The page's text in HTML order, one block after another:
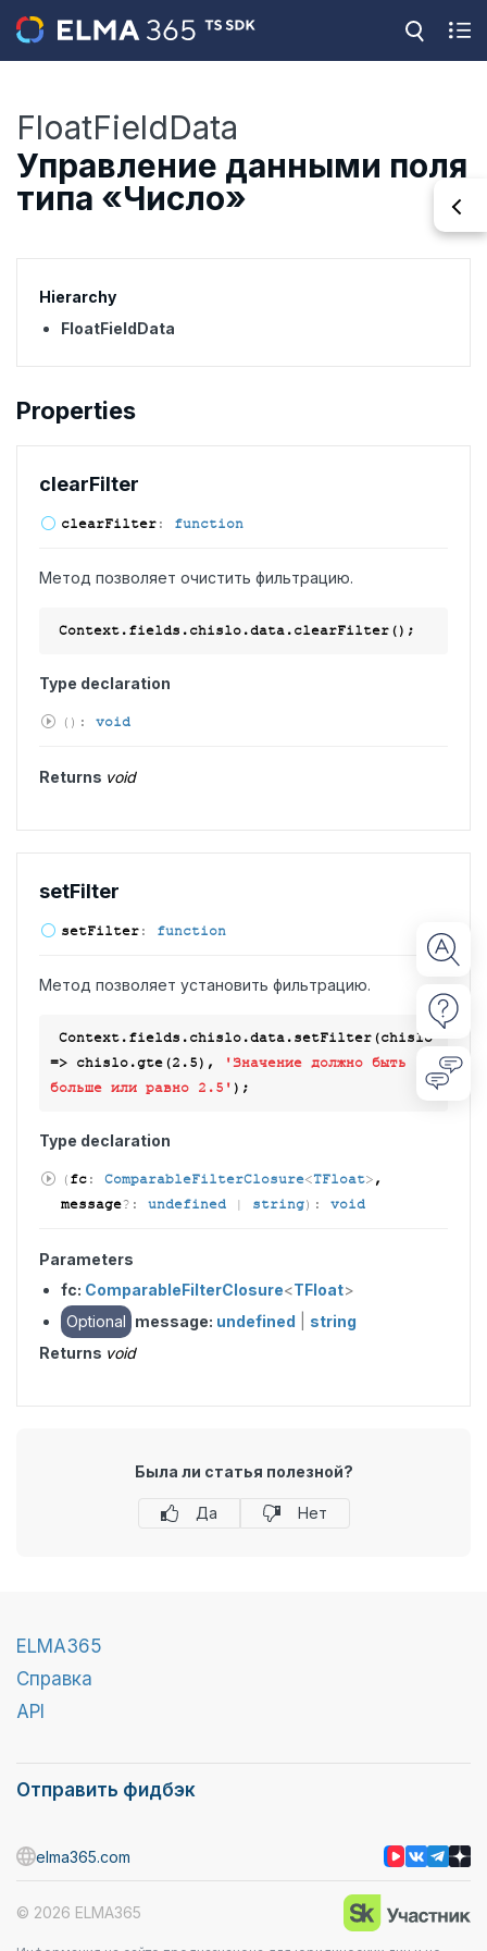
FloatFieldData
Управление данными поля
типа «Число»
Hierarchy
FloatFieldData
Properties
clearFilter
clearFilter: function
Метод позволяет очистить фильтрацию.
Type declaration
( ) : void
Returns void
setFilter
setFilter: function
Метод позволяет установить фильтрацию.
Context.fields.chislo.data.setFilter(chislo
=> chislo.gte(2.5),
'Значение должно быть
больше или равно 2.5'
Type declaration
(fc: ComparableFilterClosure<TFloat>,
message?: undefined | string) : void
Parameters
fc: ComparableFilterClosure<TFloat>
Optional message: undefined
string
Returns void
Была ли статья полезной?
Да Нет
ELMA365
Справка
API
Отправить фидбэк
© 2026 ELMA365
elma365.com